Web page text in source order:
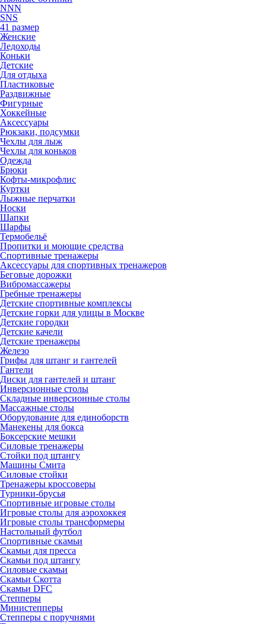
NNN
SNS
41 размер
Женские
Ледоходы
Коньки
Детские
Для отдыха
Пластиковые
Раздвижные
Фигурные
Хоккейные
Аксессуары
Рюкзаки, подсумки
Чехлы для лыж
Чехлы для коньков
Одежда
Брюки
Кофты-микрофлис
Куртки
Лыжные перчатки
Носки
Шапки
Шарфы
Термобельё
Пропитки и моющие средства
Спортивные тренажеры
Аксессуары для спортивных тренажеров
Беговые дорожки
Вибромассажеры
Гребные тренажеры
Детские спортивные комплексы
Детские горки для улицы в Москве
Детские городки
Детские качели
Детские тренажеры
Железо
Грифы для штанг и гантелей
Гантели
Диски для гантелей и штанг
Инверсионные столы
Складные инверсионные столы
Массажные столы
Оборудование для единоборств
Манекены для бокса
Боксерские мешки
Силовые тренажеры
Стойки под штангу
Машины Смита
Силовые стойки
Тренажеры кроссоверы
Турники-брусья
Спортивные игровые столы
Игровые столы для аэрохоккея
Игровые столы трансформеры
Настольный футбол
Спортивные скамьи
Скамьи для пресса
Скамьи под штангу
Силовые скамьи
Скамьи Скотта
Скамьи DFC
Степперы
Министепперы
Степперы с поручнями